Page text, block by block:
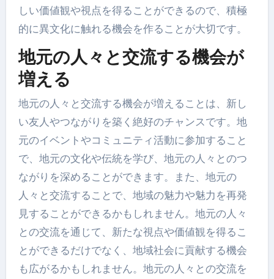
しい価値観や視点を得ることができるので、積極
的に異文化に触れる機会を作ることが大切です。
地元の人々と交流する機会が
増える
地元の人々と交流する機会が増えることは、新し
い友人やつながりを築く絶好のチャンスです。地
元のイベントやコミュニティ活動に参加すること
で、地元の文化や伝統を学び、地元の人々とのつ
ながりを深めることができます。また、地元の
人々と交流することで、地域の魅力や魅力を再発
見することができるかもしれません。地元の人々
との交流を通じて、新たな視点や価値観を得るこ
とができるだけでなく、地域社会に貢献する機会
も広がるかもしれません。地元の人々との交流を